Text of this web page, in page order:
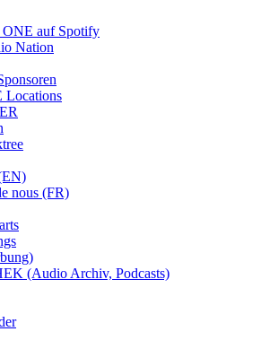
auf Spotify
Nation
Locations
nous (FR)
(Audio Archiv, Podcasts)